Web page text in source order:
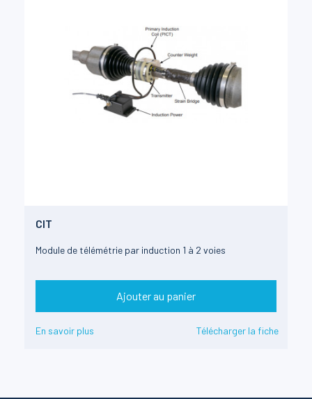
CIT
Module de télémétrie par induction 1 à 2 voies
Ajouter au panier
En savoir plus Télécharger la fiche